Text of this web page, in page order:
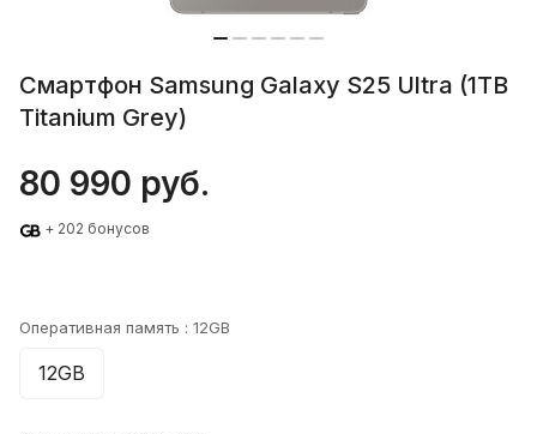
Смартфон Samsung Galaxy S25 Ultra (1TB
Titanium Grey)
80 990 руб.
+ 202 бонусов
Оперативная память : 12GB
12GB